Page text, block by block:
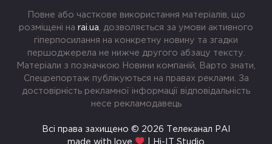
Повне або часткове використання матеріалів, що
розміщені на rai.ua , дозволяється за умови активного
гіперпосилання на конкретну новину та згадки
першоджерела не нижче другого абзацу тексту.
Матеріали з позначкою Новини компаній, Варто знати,
Спецрепортаж публікуються на правах реклами. За
достовірність рекламної інформації відповідальність
несе рекламодавець
Всі права захищено © 2026 Телеканал РАІ
made with love
| Hi-IT Studio